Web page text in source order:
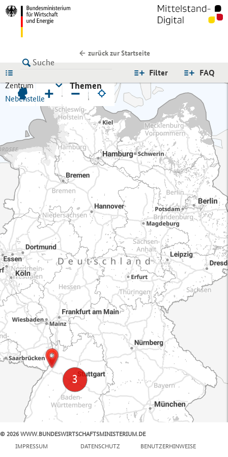
zurück zur Startseite
FAQ
Filter
Zentrum
Nebenstelle
Themen
+ −
© 2026 WWW.BUNDESWIRTSCHAFTSMINISTERIUM.DE
IMPRESSUM
DATENSCHUTZ BENUTZERHINWEISE